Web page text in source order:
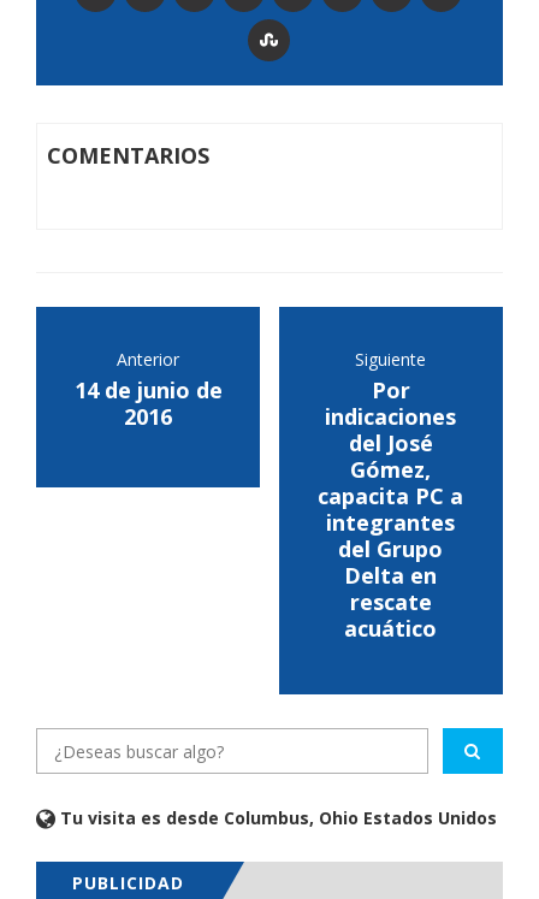
COMENTARIOS
Anterior
14 de junio de
2016
Siguiente
Por
indicaciones
del José
Gómez,
capacita PC a
integrantes
del Grupo
Delta en
rescate
acuático
Tu visita es desde Columbus, Ohio Estados Unidos
PUBLICIDAD